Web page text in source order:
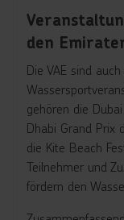
den
Die VAE sind
gehören die
Dhabi Grand Prix
die Kite Beach
Teilnehmer und
fördern den